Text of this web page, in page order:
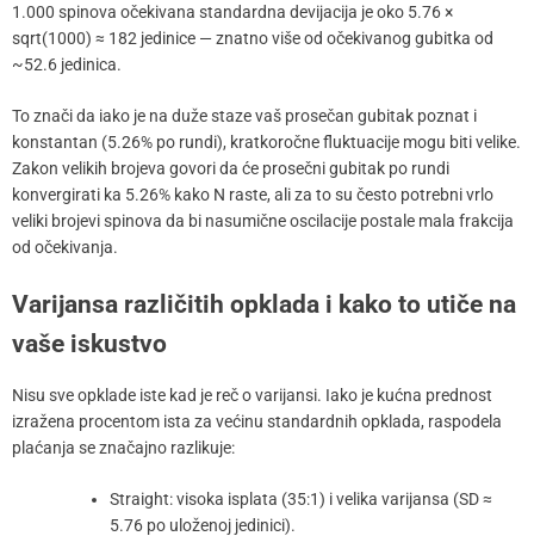
1.000 spinova očekivana standardna devijacija je oko 5.76 ×
sqrt(1000) ≈ 182 jedinice — znatno više od očekivanog gubitka od
~52.6 jedinica.
To znači da iako je na duže staze vaš prosečan gubitak poznat i
konstantan (5.26% po rundi), kratkoročne fluktuacije mogu biti velike.
Zakon velikih brojeva govori da će prosečni gubitak po rundi
konvergirati ka 5.26% kako N raste, ali za to su često potrebni vrlo
veliki brojevi spinova da bi nasumične oscilacije postale mala frakcija
od očekivanja.
Varijansa različitih opklada i kako to utiče na
vaše iskustvo
Nisu sve opklade iste kad je reč o varijansi. Iako je kućna prednost
izražena procentom ista za većinu standardnih opklada, raspodela
plaćanja se značajno razlikuje:
Straight: visoka isplata (35:1) i velika varijansa (SD ≈
5.76 po uloženoj jedinici).